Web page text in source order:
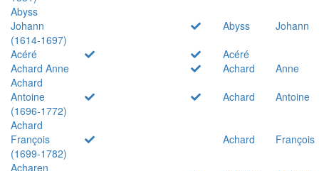
Abyss
Johann
(1614-1697)
Abyss
Johann
Acéré
Acéré
Achard Anne
Achard
Anne
Achard
Antoine
(1696-1772)
Achard
Antoine
Achard
François
(1699-1782)
Achard
François
Acharen